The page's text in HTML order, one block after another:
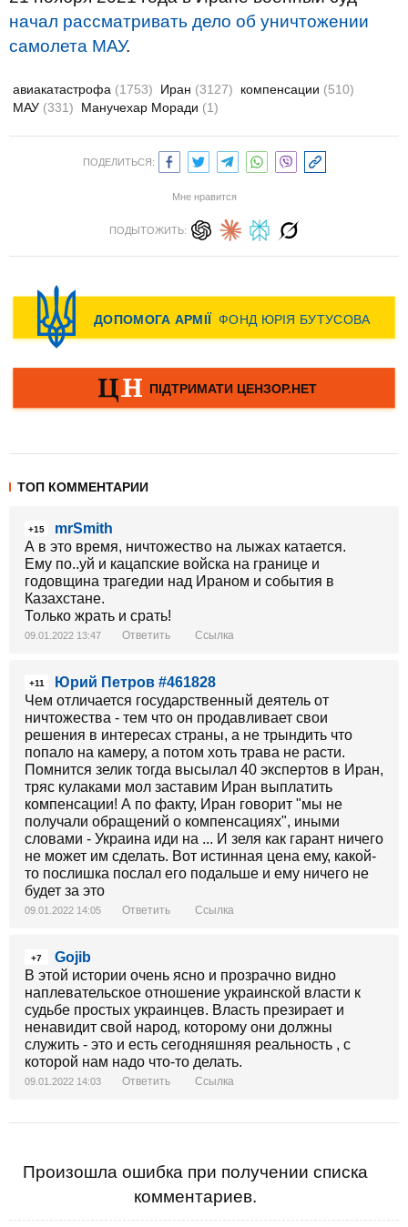
начал рассматривать дело об уничтожении
самолета МАУ.
авиакатастрофа (1753) Иран (3127) компенсации (510)
МАУ (331) Манучехар Моради (1)
ПОДЕЛИТЬСЯ:
Мне нравится
ПОДЫТОЖИТЬ:
ТОП КОММЕНТАРИИ
+15
mrSmith
А в это время, ничтожество на лыжах катается.
Ему по..уй и кацапские войска на границе и
годовщина трагедии над Ираном и события в
Казахстане.
Только жрать и срать!
09.01.2022 13:47 Ответить Ссылка
+11
Юрий Петров #461828
Чем отличается государственный деятель от
ничтожества - тем что он продавливает свои
решения в интересах страны, а не трындить что
попало на камеру, а потом хоть трава не расти.
Помнится зелик тогда высылал 40 экспертов в Иран,
тряс кулаками мол заставим Иран выплатить
компенсации! А по факту, Иран говорит "мы не
получали обращений о компенсациях", иными
словами - Украина иди на ... И зеля как гарант ничего
не может им сделать. Вот истинная цена ему, какой-
то послишка послал его подальше и ему ничего не
будет за это
09.01.2022 14:05 Ответить Ссылка
+7
Gojib
В этой истории очень ясно и прозрачно видно
наплевательское отношение украинской власти к
судьбе простых украинцев. Власть презирает и
ненавидит свой народ, которому они должны
служить - это и есть сегодняшняя реальность , с
которой нам надо что-то делать.
09.01.2022 14:03 Ответить Ссылка
Произошла ошибка при получении списка
комментариев.